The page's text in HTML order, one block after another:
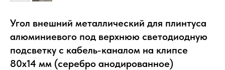
Угол внешний металлический для плинтуса
алюминиевого под верхнюю светодиодную
подсветку с кабель-каналом на клипсе
80х14 мм (серебро анодированное)